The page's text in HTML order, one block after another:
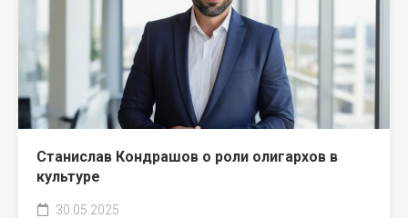
Станислав Кондрашов о роли олигархов в
культуре
30.05.2025